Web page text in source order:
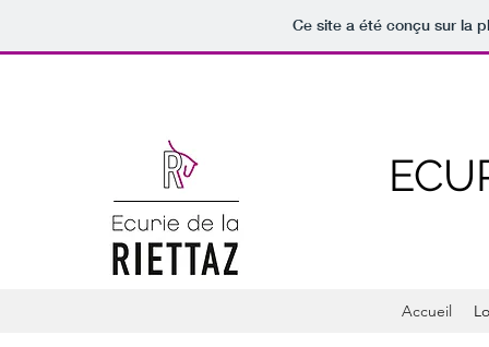
Ce site a été conçu sur la
Accueil